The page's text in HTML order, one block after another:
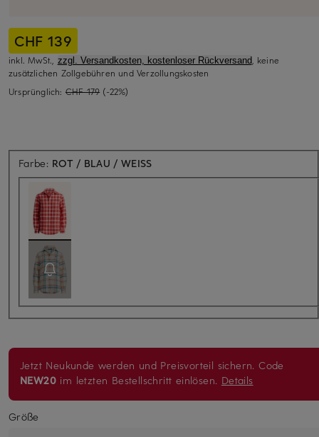
CHF 139
inkl. MwSt., zzgl. Versandkosten, kostenloser Rückversand, keine
zusätzlichen Zollgebühren und Verzollungskosten
Ursprünglich: CHF 179 (-22%)
Farbe: ROT / BLAU / WEISS
Jetzt Neukunde werden und Preisvorteil sichern. Code
NEW20 im letzten Bestellschritt einlösen. Details
Größe